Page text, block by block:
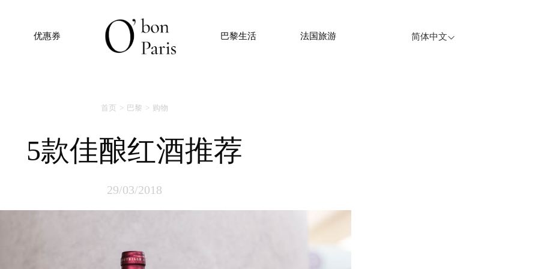
优惠券 巴黎生活 法国旅游 简体中文
首页 巴黎 购物
5款佳酿红酒推荐
29/03/2018